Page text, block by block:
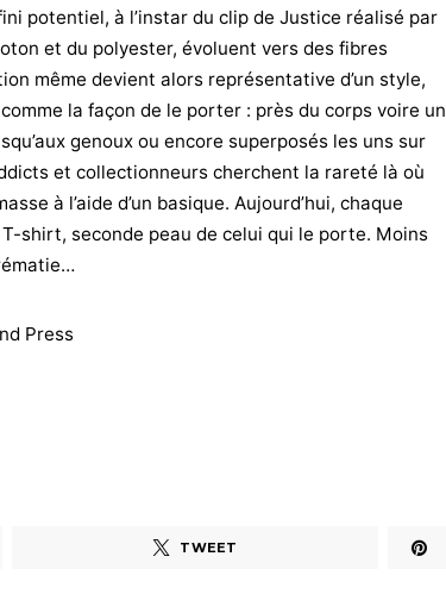
potentiel, à l’instar du clip de Justice réalisé par
et du polyester, évoluent vers des fibres
même devient alors représentative d’un style,
la façon de le porter : près du corps voire un
genoux ou encore superposés les uns sur
et collectionneurs cherchent la rareté là où
à l’aide d’un basique. Aujourd’hui, chaque
shirt, seconde peau de celui qui le porte. Moins
Press
TWEET